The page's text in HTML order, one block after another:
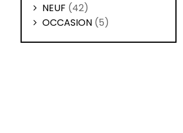
NEUF (42)
OCCASION (5)